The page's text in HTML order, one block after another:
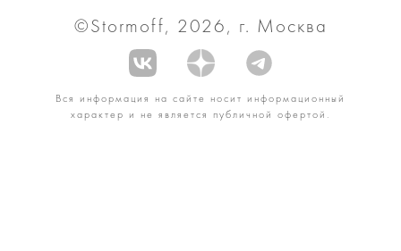
©Stormoff, 2026, г. Москва
Вся информация на сайте носит информационный
характер и не является публичной офертой.